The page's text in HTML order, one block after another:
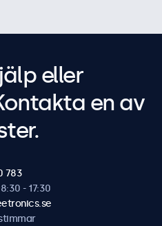
eller
en av
783
- 17:30